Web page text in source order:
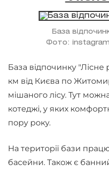
База
Фото:
База відпочинку "Лісне
км від Києва по
мішаного лісу. Тут
котеджі, у яких
пору року.
На території бази
басейни. Також є